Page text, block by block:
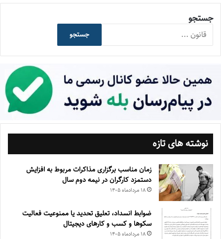
جستجو
جستجو
نوشته های تازه
زمان مناسب برگزاری مذاکرات مربوط به افزایش
دستمزد کارگران در نیمه دوم سال
۱۸ مرداد‌ماه ۱۴۰۵
ضوابط انسداد، تعليق تحديد يا ممنوعيت فعاليت
سكوها و كسب و كارهای ديجيتال
۱۸ مرداد‌ماه ۱۴۰۵